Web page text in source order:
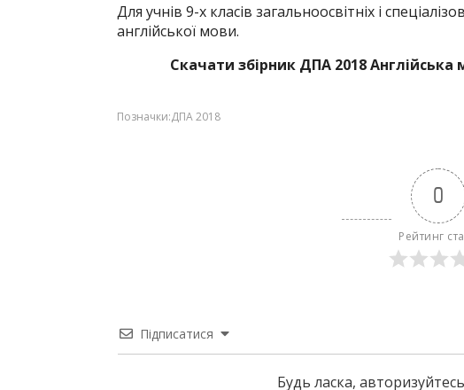
Для учнів 9-х класів загальноосвітніх і
англійської мови.
Скачати збірник ДПА 2018
Позначки:ДПА 2018
0
Рейтинг
Підписатися
Будь ласка,